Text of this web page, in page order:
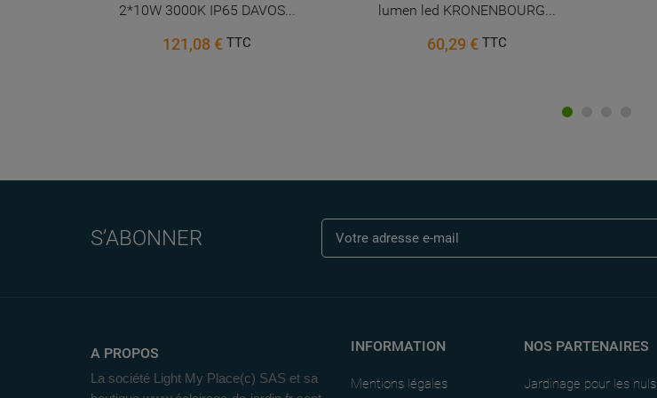
2*10W 3000K IP65 DAVOS...
121,08 €TTC
lumen led KRONENBOURG...
60,29 € TTC
S’ABONNER
A PROPOS
La société Light My Place(c) SAS et sa
INFORMATION
Mentions légales
NOS PARTENAIRES
Jardinage pour les nuls